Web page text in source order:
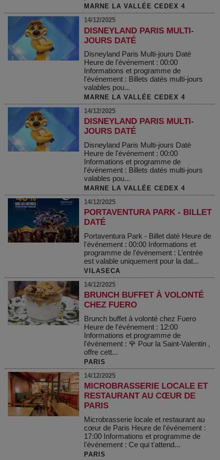
MARNE LA VALLÉE CEDEX 4
14/12/2025
DISNEYLAND PARIS MULTI-
JOURS DATÉ
Disneyland Paris Multi-jours Daté
Heure de l'événement : 00:00
Informations et programme de
l'événement : Billets datés multi-jours
valables pou...
MARNE LA VALLÉE CEDEX 4
14/12/2025
DISNEYLAND PARIS MULTI-
JOURS DATÉ
Disneyland Paris Multi-jours Daté
Heure de l'événement : 00:00
Informations et programme de
l'événement : Billets datés multi-jours
valables pou...
MARNE LA VALLÉE CEDEX 4
14/12/2025
PORTAVENTURA PARK - BILLET
DATÉ
Portaventura Park - Billet daté Heure de
l'événement : 00:00 Informations et
programme de l'événement : L’entrée
est valable uniquement pour la dat...
VILASECA
14/12/2025
BRUNCH BUFFET À VOLONTÉ
CHEZ FUERO
Brunch buffet à volonté chez Fuero
Heure de l'événement : 12:00
Informations et programme de
l'événement : 🌹 Pour la Saint-Valentin ,
offre cett...
PARIS
14/12/2025
MICROBRASSERIE LOCALE ET
RESTAURANT AU CŒUR DE
PARIS
Microbrasserie locale et restaurant au
cœur de Paris Heure de l'événement :
17:00 Informations et programme de
l'événement : Ce qui t'attend...
PARIS